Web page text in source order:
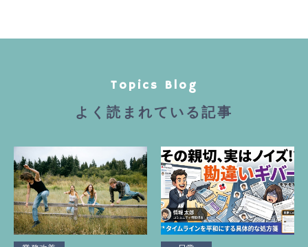
Topics Blog
よく読まれている記事